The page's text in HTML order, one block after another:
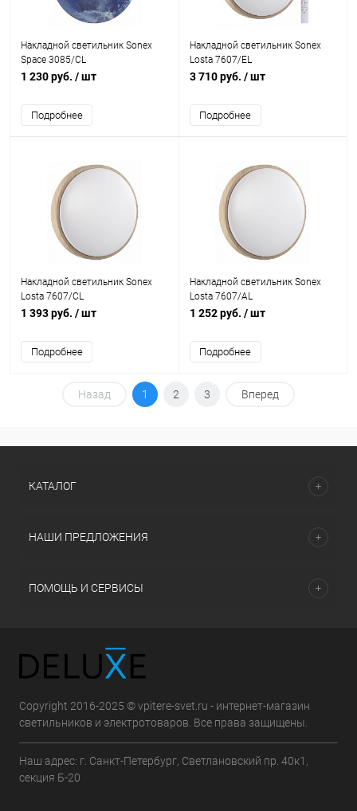
Накладной светильник Sonex
Space 3085/CL
1 230 руб. / шт
Подробнее
Накладной светильник Sonex
Losta 7607/EL
3 710 руб. / шт
Подробнее
Накладной светильник Sonex
Losta 7607/CL
1 393 руб. / шт
Подробнее
Накладной светильник Sonex
Losta 7607/AL
1 252 руб. / шт
Подробнее
Назад 1 2 3 Вперед
КАТАЛОГ
НАШИ ПРЕДЛОЖЕНИЯ
ПОМОЩЬ И СЕРВИСЫ
Copyright 2016-2025 © vpitere-svet.ru - интернет-магазин
светильников и электротоваров. Все права защищены.
Наш адрес: г. Санкт-Петербург, Светлановский пр. 40к1,
секция Б-20